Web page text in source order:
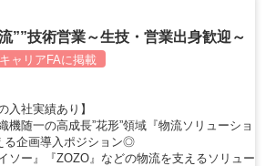
””技術営業～生技・営業出身歓迎～
ャリアFAに掲載
入社実績あり】
随一の高成長”花形”領域『物流ソリューショ
企画導入ポジション◎
ソー』『ZOZO』などの物流を支えるソリュー